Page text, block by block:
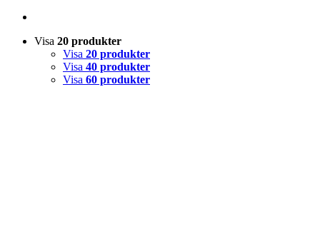
Visa 20 produkter
Visa 20 produkter
Visa 40 produkter
Visa 60 produkter